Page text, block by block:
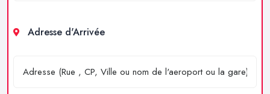
Adresse d'Arrivée